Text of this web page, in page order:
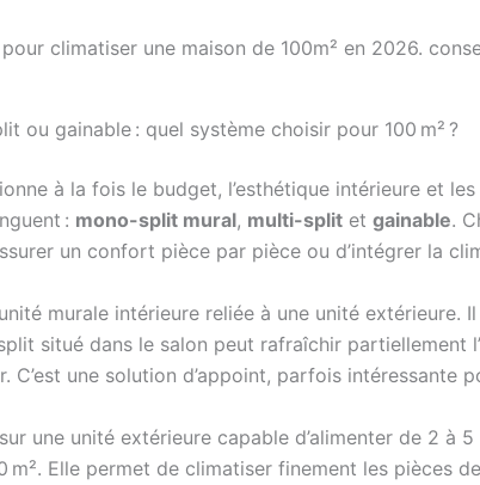
ou gainable : quel système choisir pour 100 m² ?
à la fois le budget, l’esthétique intérieure et
: mono-split mural, multi-split et gainable.
un confort pièce par pièce ou d’intégrer la
murale intérieure reliée à une unité
situé dans le salon peut rafraîchir partiellement
C’est une solution d’appoint, parfois
une unité extérieure capable d’alimenter de 2 à
Elle permet de climatiser finement les pièces